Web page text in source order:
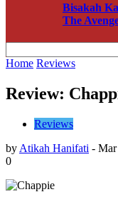
Bisakah
The
Home Reviews
Review:
Reviews
by Atikah Hanifati -
0